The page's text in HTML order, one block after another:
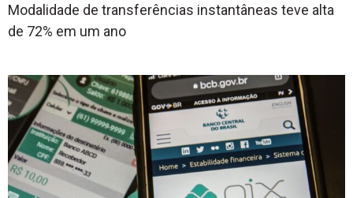
Modalidade de transferências instantâneas teve alta
de 72% em um ano